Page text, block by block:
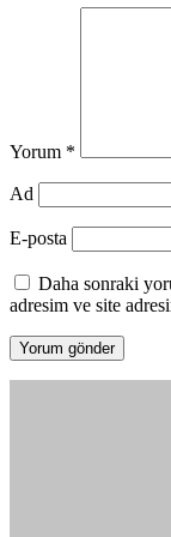
Yorum *
Ad
E-posta
Daha sonraki
adresim ve site